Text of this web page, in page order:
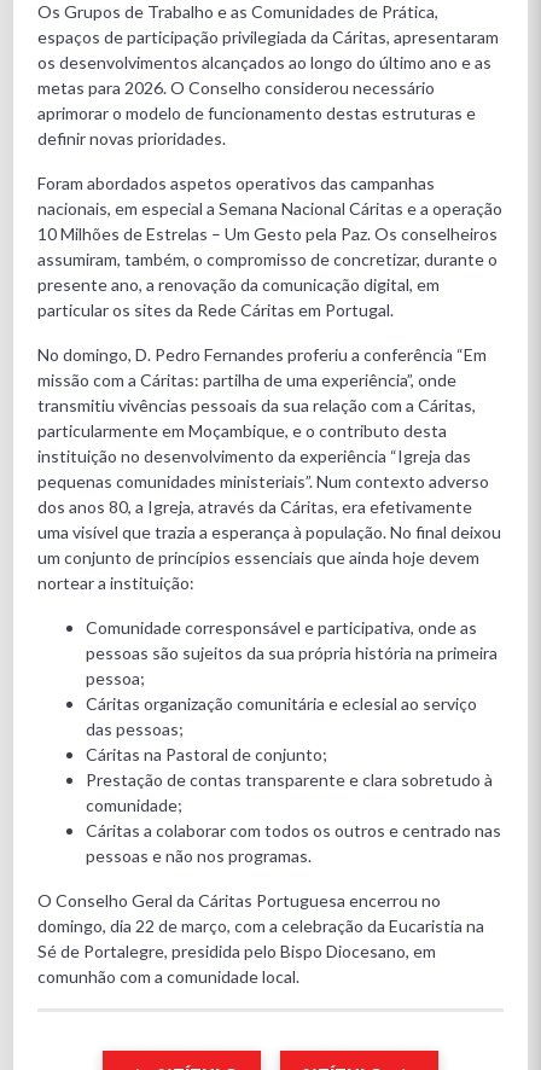
Os Grupos de Trabalho e as Comunidades de Prática,
espaços de participação privilegiada da Cáritas, apresentaram
os desenvolvimentos alcançados ao longo do último ano e as
metas para 2026. O Conselho considerou necessário
aprimorar o modelo de funcionamento destas estruturas e
definir novas prioridades.
Foram abordados aspetos operativos das campanhas
nacionais, em especial a Semana Nacional Cáritas e a operação
10 Milhões de Estrelas – Um Gesto pela Paz. Os conselheiros
assumiram, também, o compromisso de concretizar, durante o
presente ano, a renovação da comunicação digital, em
particular os sites da Rede Cáritas em Portugal.
No domingo, D. Pedro Fernandes proferiu a conferência “Em
missão com a Cáritas: partilha de uma experiência”, onde
transmitiu vivências pessoais da sua relação com a Cáritas,
particularmente em Moçambique, e o contributo desta
instituição no desenvolvimento da experiência “Igreja das
pequenas comunidades ministeriais”. Num contexto adverso
dos anos 80, a Igreja, através da Cáritas, era efetivamente
uma visível que trazia a esperança à população. No final deixou
um conjunto de princípios essenciais que ainda hoje devem
nortear a instituição:
Comunidade corresponsável e participativa, onde as
pessoas são sujeitos da sua própria história na primeira
pessoa;
Cáritas organização comunitária e eclesial ao serviço
das pessoas;
Cáritas na Pastoral de conjunto;
Prestação de contas transparente e clara sobretudo à
comunidade;
Cáritas a colaborar com todos os outros e centrado nas
pessoas e não nos programas.
O Conselho Geral da Cáritas Portuguesa encerrou no
domingo, dia 22 de março, com a celebração da Eucaristia na
Sé de Portalegre, presidida pelo Bispo Diocesano, em
comunhão com a comunidade local.